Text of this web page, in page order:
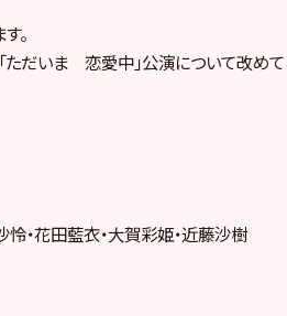
。
だいま 恋愛中」公演について改めて
怜・花田藍衣・大賀彩姫・近藤沙樹